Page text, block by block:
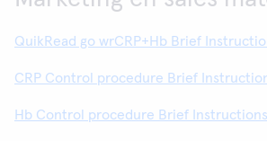
QuikRead go wrCRP+Hb Brief
CRP Control procedure Brief
Hb Control procedure Brief Instructions